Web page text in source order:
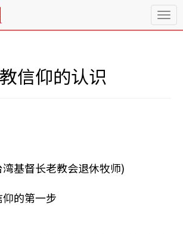
T
o
信仰的认识
基督长老教会退休牧师)
的第一步